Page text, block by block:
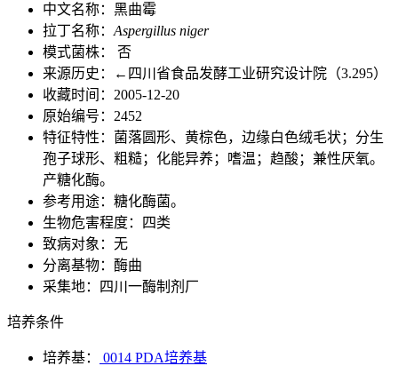
中文名称：黑曲霉
拉丁名称： Aspergillus niger
模式菌株： 否
来源历史：←四川省食品发酵工业研究设计院（3.295）
收藏时间：2005-12-20
原始编号：2452
特征特性：菌落圆形、黄棕色，边缘白色绒毛状；分生
孢子球形、粗糙；化能异养；嗜温；趋酸；兼性厌氧。
产糖化酶。
参考用途：糖化酶菌。
生物危害程度：四类
致病对象：无
分离基物：酶曲
采集地：四川一酶制剂厂
培养条件
培养基：
0014 PDA培养基